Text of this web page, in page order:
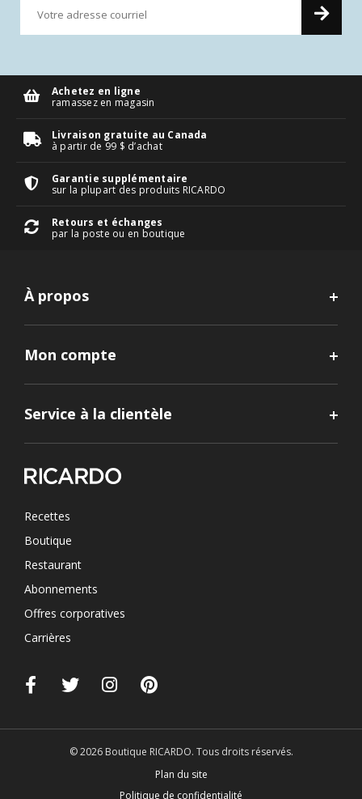
Achetez en ligne
ramassez en magasin
Livraison gratuite au Canada
à partir de 99 $ d’achat
Garantie supplémentaire
sur la plupart des produits RICARDO
Retours et échanges
par la poste ou en boutique
À propos
Mon compte
Service à la clientèle
Recettes
Boutique
Restaurant
Abonnements
Offres corporatives
Carrières
© 2026 Boutique RICARDO. Tous droits réservés.
Plan du site
Politique de confidentialité